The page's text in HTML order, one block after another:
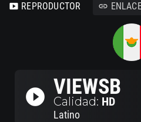
smart_display REPRODUCTOR link
play_circle_filled VIEWSB
Calidad: HD
Latino